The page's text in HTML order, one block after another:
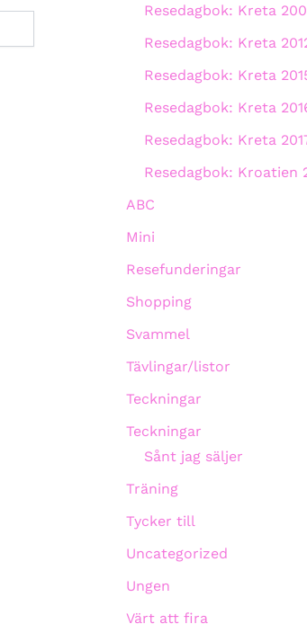
Resedagbok: Kreta
Resedagbok: Kreta
Resedagbok: Kreta
Resedagbok: Kreta
Resedagbok: Kreta
Resedagbok: Kroatien
ABC
Mini
Resefunderingar
Shopping
Svammel
Tävlingar/listor
Teckningar
Teckningar
Sånt jag säljer
Träning
Tycker till
Uncategorized
Ungen
Värt att fira